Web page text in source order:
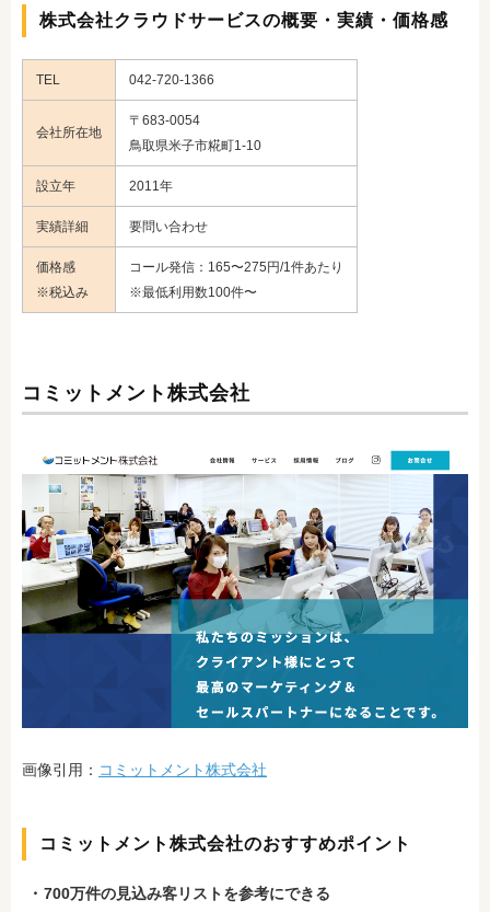
株式会社クラウドサービスの概要・実績・価格感
TEL 042-720-1366
会社所在地
〒683-0054
鳥取県米子市糀町1-10
設立年 2011年
実績詳細 要問い合わせ
価格感
※税込み
コール発信：165〜275円/1件あたり
※最低利用数100件〜
コミットメント株式会社
画像引用： コミットメント株式会社
コミットメント株式会社のおすすめポイント
700万件の見込み客リストを参考にできる